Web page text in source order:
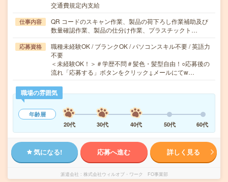
交通費規定内支給
仕事内容
QR コードのスキャン作業、製品の荷下ろし作業補助及び
数量確認作業、製品の仕分け作業、プラスチックト…
応募資格
職種未経験OK / ブランクOK / パソコンスキル不要 / 英語力
不要
＜未経験OK！＞＃学歴不問＃髪色・髪型自由！○応募後の
流れ「応募する」ボタンをクリック↓メールにてw…
職場の雰囲気
年齢層
20代
30代 40代 50代 60代
気になる! 応募へ進む 詳しく見る
派遣会社 株式会社ウィルオブ・ワーク FO事業部